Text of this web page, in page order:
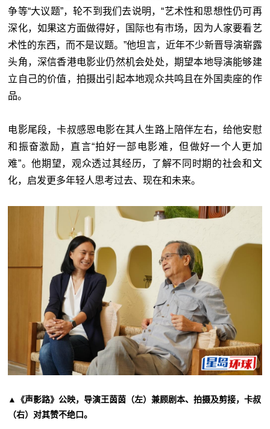
争等“大议题”，轮不到我们去说明，“艺术性和思想性仍可再
深化，如果这方面做得好，国际也有市场，因为人家要看艺
术性的东西，而不是议题。”他坦言，近年不少新晋导演崭露
头角，深信香港电影业仍然机会处处，期望本地导演能够建
立自己的价值，拍摄出引起本地观众共鸣且在外国卖座的作
品。
电影尾段，卡叔感恩电影在其人生路上陪伴左右，给他安慰
和振奋激励，直言“拍好一部电影难，但做好一个人更加
难”。他期望，观众透过其经历，了解不同时期的社会和文
化，启发更多年轻人思考过去、现在和未来。
▲《声影路》公映，导演王茵茵（左）兼顾剧本、拍摄及剪接，卡叔
（右）对其赞不绝口。